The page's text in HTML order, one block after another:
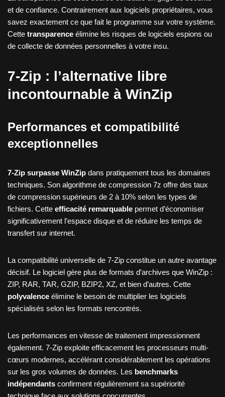
et de confiance. Contrairement aux logiciels propriétaires, vous
savez exactement ce que fait le programme sur votre système.
Cette transparence élimine les risques de logiciels espions ou
de collecte de données personnelles à votre insu.
7-Zip : l’alternative libre
incontournable à WinZip
Performances et compatibilité
exceptionnelles
7-Zip surpasse WinZip dans pratiquement tous les domaines
techniques. Son algorithme de compression 7z offre des taux
de compression supérieurs de 2 à 10% selon les types de
fichiers. Cette efficacité remarquable permet d’économiser
significativement l’espace disque et de réduire les temps de
transfert sur internet.
La compatibilité universelle de 7-Zip constitue un autre avantage
décisif. Le logiciel gère plus de formats d’archives que WinZip :
ZIP, RAR, TAR, GZIP, BZIP2, XZ, et bien d’autres. Cette
polyvalence élimine le besoin de multiplier les logiciels
spécialisés selon les formats rencontrés.
Les performances en vitesse de traitement impressionnent
également. 7-Zip exploite efficacement les processeurs multi-
cœurs modernes, accélérant considérablement les opérations
sur les gros volumes de données. Les benchmarks
indépendants confirment régulièrement sa supériorité